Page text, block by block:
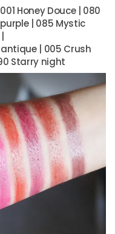
Honey Douce | 080
| 085 Mystic
| 005 Crush
Starry night